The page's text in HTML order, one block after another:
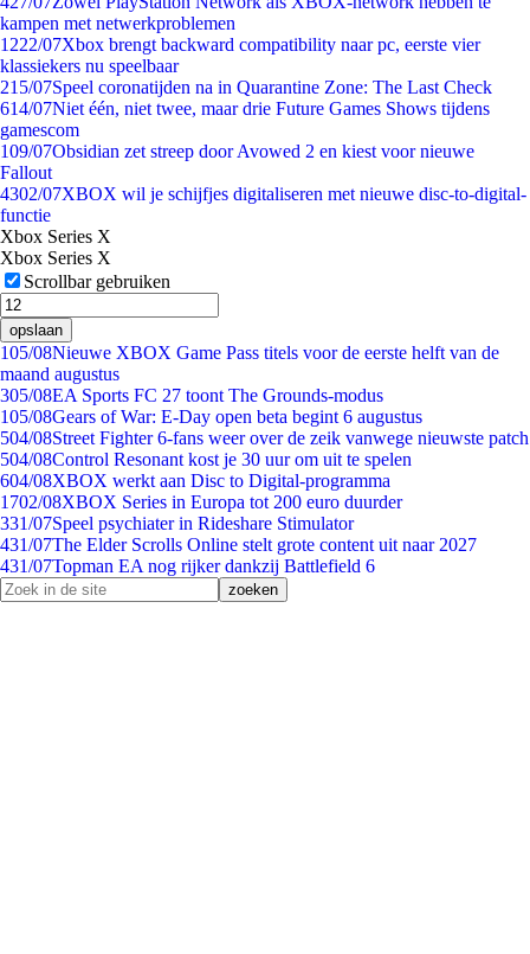
kampen met netwerkproblemen
1222/07Xbox brengt backward compatibility naar pc, eerste vier
klassiekers nu speelbaar
215/07Speel coronatijden na in Quarantine Zone: The Last Check
614/07Niet één, niet twee, maar drie Future Games Shows tijdens
gamescom
109/07Obsidian zet streep door Avowed 2 en kiest voor nieuwe
Fallout
4302/07XBOX wil je schijfjes digitaliseren met nieuwe disc-to-digital-
functie
Xbox Series X
Xbox Series X
Scrollbar gebruiken
opslaan
105/08Nieuwe XBOX Game Pass titels voor de eerste helft van de
maand augustus
305/08EA Sports FC 27 toont The Grounds-modus
105/08Gears of War: E-Day open beta begint 6 augustus
504/08Street Fighter 6-fans weer over de zeik vanwege nieuwste patch
504/08Control Resonant kost je 30 uur om uit te spelen
604/08XBOX werkt aan Disc to Digital-programma
1702/08XBOX Series in Europa tot 200 euro duurder
331/07Speel psychiater in Rideshare Stimulator
431/07The Elder Scrolls Online stelt grote content uit naar 2027
431/07Topman EA nog rijker dankzij Battlefield 6